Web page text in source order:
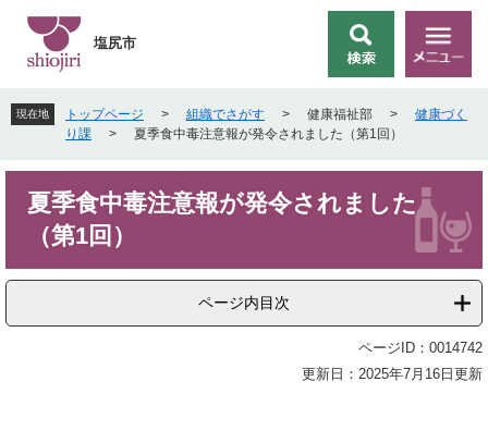
先
頭
す
を
飛
し
索
メ
ニ
ー
塩尻市
現在地 トップページ > 組織でさがす > 健康福祉部 >
健康づく
り課
> 夏季食中毒注意報が発令されました（第1回）
夏季食中毒注意報が発令されました
（第1回）
ページ内目次
ページID：0014742
更新日：2025年7月16日更新